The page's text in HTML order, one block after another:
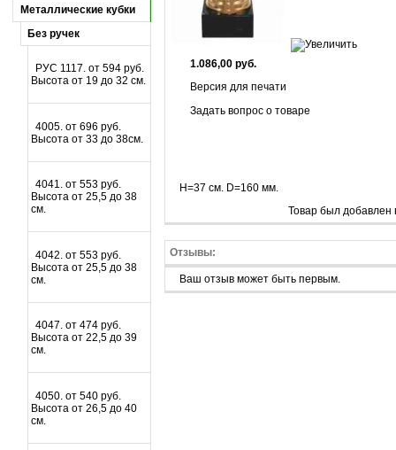
1.086,00 руб.
Версия для печати
Задать вопрос о товаре
H=37 см. D=160 мм.
Товар был добавлен
Отзывы:
Ваш отзыв может быть первым.
Металлические кубки
Без ручек
РУС 1117. от 594 руб.
Высота от 19 до 32 см.
4005. от 696 руб.
Высота от 33 до 38см.
4041. от 553 руб.
Высота от 25,5 до 38
см.
4042. от 553 руб.
Высота от 25,5 до 38
см.
4047. от 474 руб.
Высота от 22,5 до 39
см.
4050. от 540 руб.
Высота от 26,5 до 40
см.